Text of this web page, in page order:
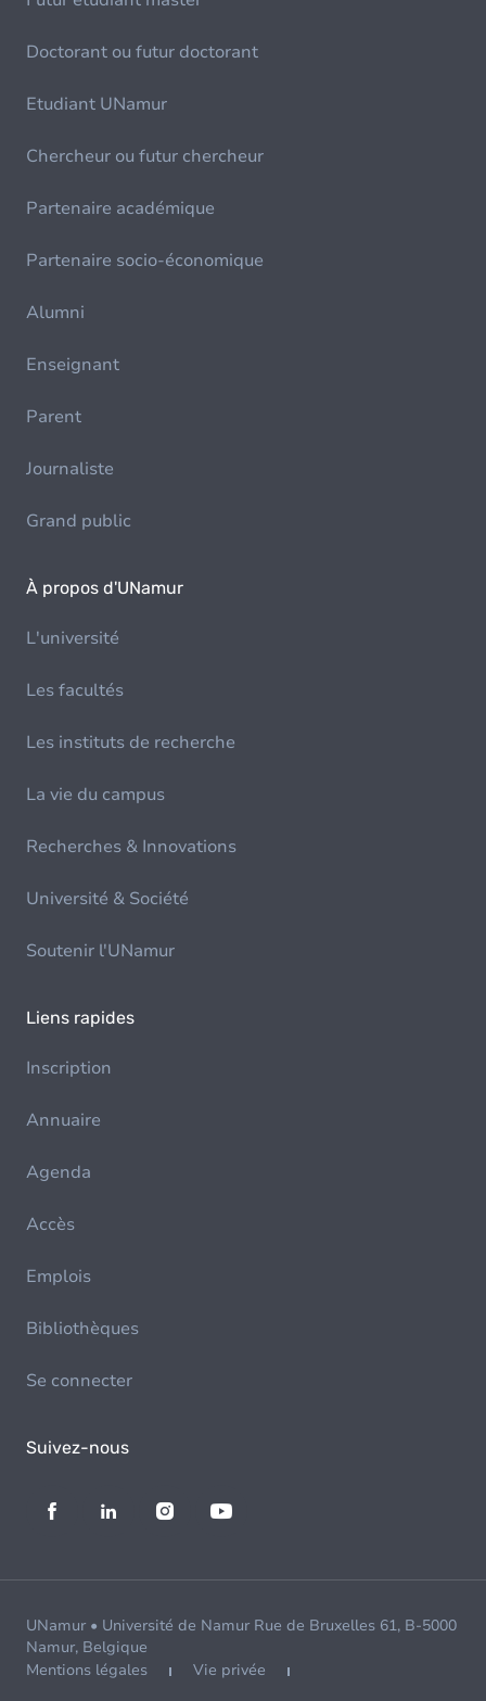
Doctorant ou futur doctorant
Etudiant UNamur
Chercheur ou futur chercheur
Partenaire académique
Partenaire socio-économique
Alumni
Enseignant
Parent
Journaliste
Grand public
À propos d'UNamur
L'université
Les facultés
Les instituts de recherche
La vie du campus
Recherches & Innovations
Université & Société
Soutenir l'UNamur
Liens rapides
Inscription
Annuaire
Agenda
Accès
Emplois
Bibliothèques
Se connecter
Suivez-nous
UNamur • Université de Namur Rue de Bruxelles 61, B-5000
Namur, Belgique
Mentions légales
Vie privée